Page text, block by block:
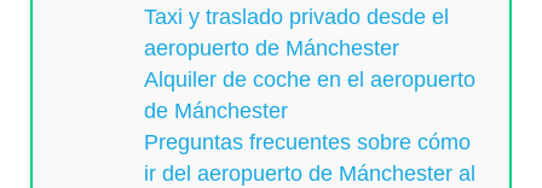
Taxi y traslado privado desde el
aeropuerto de Mánchester
Alquiler de coche en el aeropuerto
de Mánchester
Preguntas frecuentes sobre cómo
ir del aeropuerto de Mánchester al